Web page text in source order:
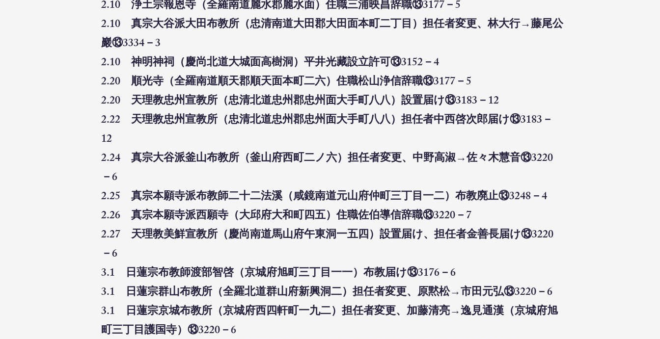
2.10 浄土宗報恩寺（全羅南道麗水郡麗水面）住職三浦映昌辞職⑬3177－5
2.10 真宗大谷派大田布教所（忠清南道大田郡大田面本町二丁目）担任者変更、林大行→藤尾公
巖⑬3334－3
2.10 神明神祠（慶尚北道大城面高樹洞）平井光藏設立許可⑬3152－4
2.20 順光寺（全羅南道順天郡順天面本町二六）住職松山浄信辞職⑬3177－5
2.20 天理教忠州宣教所（忠清北道忠州郡忠州面大手町八八）設置届け⑬3183－12
2.22 天理教忠州宣教所（忠清北道忠州郡忠州面大手町八八）担任者中西啓次郎届け⑬3183－
12
2.24 真宗大谷派釜山布教所（釜山府西町二ノ六）担任者変更、中野高淑→佐々木慧音⑬3220
－6
2.25 真宗本願寺派布教師二十二法溪（咸鏡南道元山府仲町三丁目一二）布教廃止⑬3248－4
2.26 真宗本願寺派西願寺（大邱府大和町四五）住職佐伯導信辞職⑬3220－7
2.27 天理教美鮮宣教所（慶尚南道馬山府午東洞一五四）設置届け、担任者金善長届け⑬3220
－6
3.1 日蓮宗布教師渡部智啓（京城府旭町三丁目一一）布教届け⑬3176－6
3.1 日蓮宗群山布教所（全羅北道群山府新興洞二）担任者変更、原黙松→市田元弘⑬3220－6
3.1 日蓮宗京城布教所（京城府西四軒町一九二）担任者変更、加藤清亮→逸見通漢（京城府旭
町三丁目護国寺）⑬3220－6